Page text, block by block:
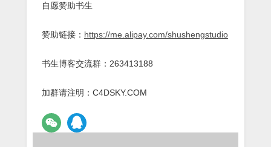
自愿赞助书生
赞助链接： https://me.alipay.com/shushengstudio
书生博客交流群：263413188
加群请注明：C4DSKY.COM